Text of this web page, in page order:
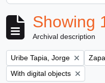
Showing
Archival description
Remove filter:
Uribe Tapia, Jorge
Remove filter:
With digital objects